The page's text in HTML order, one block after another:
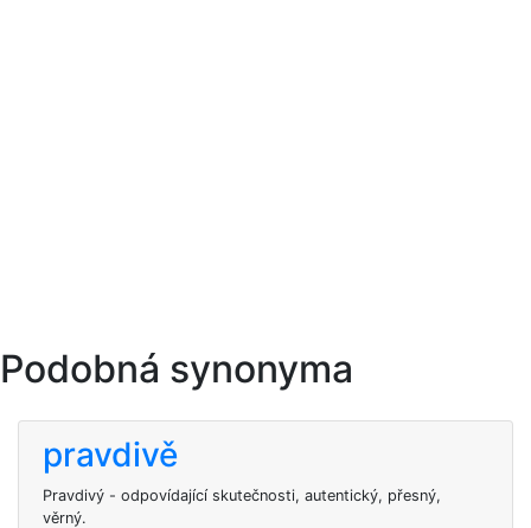
Podobná synonyma
pravdivě
Pravdivý - odpovídající skutečnosti, autentický, přesný,
věrný.